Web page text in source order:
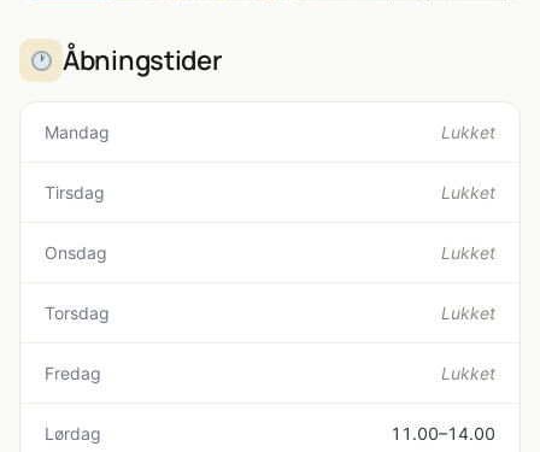
Åbningstider
Mandag Lukket
Tirsdag Lukket
Onsdag Lukket
Torsdag Lukket
Fredag Lukket
Lørdag 11.00–14.00